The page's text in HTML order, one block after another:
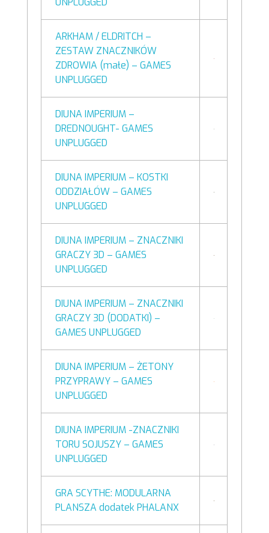
ARKHAM / ELDRITCH –
ZESTAW ZNACZNIKÓW
ZDROWIA (małe) – GAMES
UNPLUGGED
DIUNA IMPERIUM –
DREDNOUGHT- GAMES
UNPLUGGED
DIUNA IMPERIUM – KOSTKI
ODDZIAŁÓW – GAMES
UNPLUGGED
DIUNA IMPERIUM – ZNACZNIKI
GRACZY 3D – GAMES
UNPLUGGED
DIUNA IMPERIUM – ZNACZNIKI
GRACZY 3D (DODATKI) –
GAMES UNPLUGGED
DIUNA IMPERIUM – ŻETONY
PRZYPRAWY – GAMES
UNPLUGGED
DIUNA IMPERIUM -ZNACZNIKI
TORU SOJUSZY – GAMES
UNPLUGGED
GRA SCYTHE: MODULARNA
PLANSZA dodatek PHALANX